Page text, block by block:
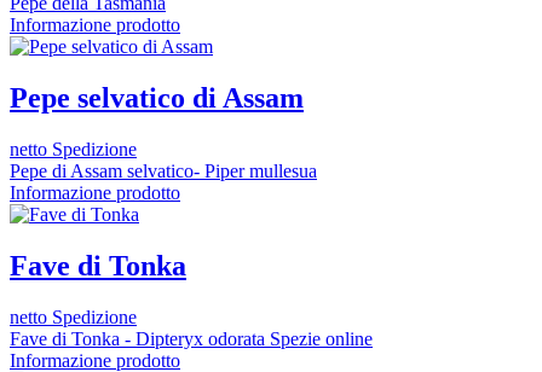
Informazione prodotto
Pepe selvatico di Assam
netto Spedizione
Pepe di Assam selvatico- Piper mullesua
Informazione prodotto
Fave di Tonka
netto Spedizione
Fave di Tonka - Dipteryx odorata Spezie online
Informazione prodotto